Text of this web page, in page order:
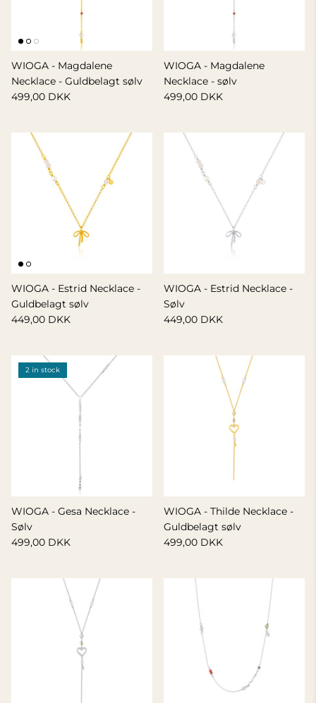
WIOGA - Magdalene
Necklace - Guldbelagt sølv
499,00 DKK
WIOGA - Magdalene
Necklace - sølv
499,00 DKK
WIOGA - Estrid Necklace -
Guldbelagt sølv
449,00 DKK
WIOGA - Estrid Necklace -
Sølv
449,00 DKK
2 in stock
WIOGA - Gesa Necklace -
Sølv
499,00 DKK
WIOGA - Thilde Necklace -
Guldbelagt sølv
499,00 DKK